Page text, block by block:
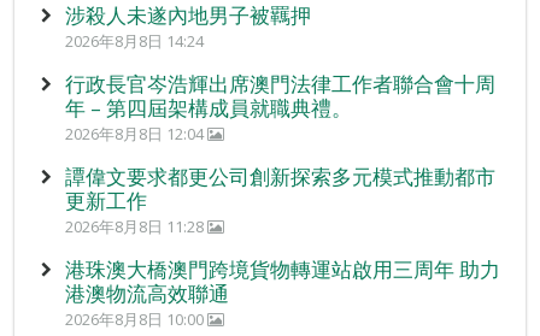
涉殺人未遂內地男子被羈押
2026年8月8日 14:24
行政長官岑浩輝出席澳門法律工作者聯合會十周
年 – 第四屆架構成員就職典禮。
2026年8月8日 12:04
譚偉文要求都更公司創新探索多元模式推動都市
更新工作
2026年8月8日 11:28
港珠澳大橋澳門跨境貨物轉運站啟用三周年 助力
港澳物流高效聯通
2026年8月8日 10:00